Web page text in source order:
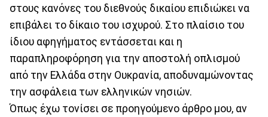
στους κανόνες του διεθνούς δικαίου επιδιώκει να
επιβάλει το δίκαιο του ισχυρού. Στο πλαίσιο του
ίδιου αφηγήματος εντάσσεται και η
παραπληροφόρηση για την αποστολή οπλισμού
από την Ελλάδα στην Ουκρανία, αποδυναμώνοντας
την ασφάλεια των ελληνικών νησιών.
Όπως έχω τονίσει σε προηγούμενο άρθρο μου, αν